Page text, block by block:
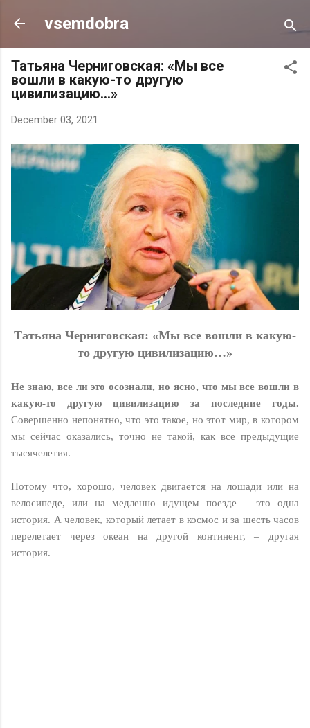
Skip to main content
vsemdobra
Татьяна Черниговская: «Мы все
вошли в какую-то другую
цивилизацию…»
December 03, 2021
Татьяна Черниговская: «Мы все вошли в какую-
то другую цивилизацию…»
Не знаю, все ли это осознали, но ясно, что мы все вошли в
какую-то другую цивилизацию за последние годы.
Совершенно непонятно, что это такое, но этот мир, в котором
мы сейчас оказались, точно не такой, как все предыдущие
тысячелетия.
Потому что, хорошо, человек двигается на лошади или на
велосипеде, или на медленно идущем поезде – это одна
история. А человек, который летает в космос и за шесть часов
перелетает через океан на другой континент, – другая
история.